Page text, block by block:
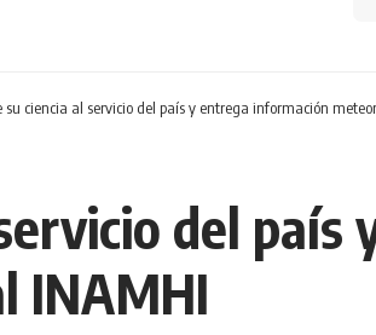
su ciencia al servicio del país y entrega información
del
INAMHI